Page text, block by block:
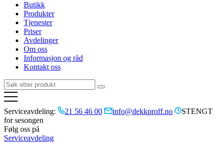
Butikk
Produkter
Tjenester
Priser
Avdelinger
Om oss
Informasjon og råd
Kontakt oss
Serviceavdeling: 21 56 46 00 info@dekkproff.no
STENGT
for sesongen
Følg oss på
Serviceavdeling